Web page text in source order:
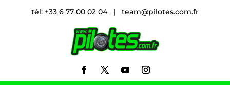
tél: +33 6 77 00 02 04 | team@pilotes.com.fr